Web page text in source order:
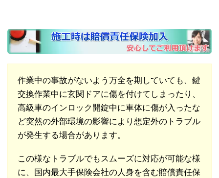
作業中の事故がないよう万全を期していても、鍵
交換作業中に玄関ドアに傷を付けてしまったり、
高級車のインロック開錠中に車体に傷が入ったな
ど突然の外部環境の影響により想定外のトラブル
が発生する場合があります。
この様なトラブルでもスムーズに対応が可能な様
に、国内最大手保険会社の人身を含む賠償責任保